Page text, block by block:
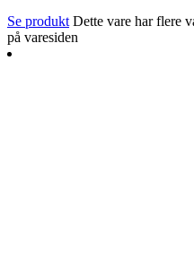
Se produkt Dette vare har flere
på varesiden